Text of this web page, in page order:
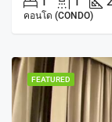
คอนโด (CONDO)
FEATURED